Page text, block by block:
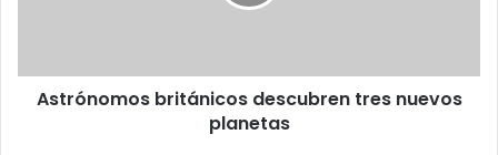
Astrónomos británicos descubren tres nuevos
planetas